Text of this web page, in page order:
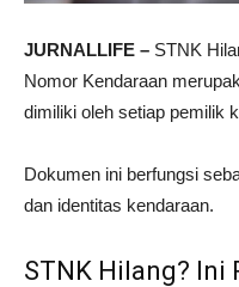
JURNALLIFE – STNK
Nomor Kendaraan
dimiliki oleh setiap pemilik
Dokumen ini berfungsi
dan identitas kendaraan.
STNK Hilang? Ini